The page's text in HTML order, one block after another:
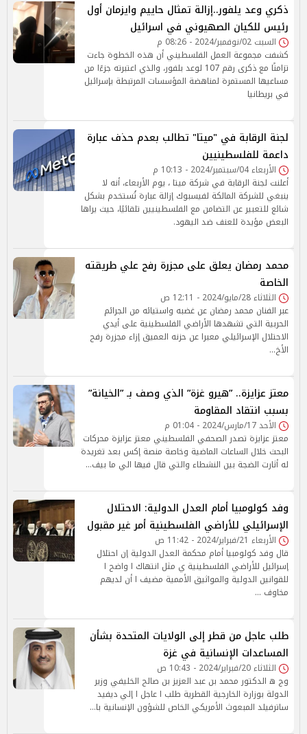
ذكري وعد يلفور..إزالة تمثال حاييم وايزمان أول
رئيس للكيان الصهيوني في اسرائيل
السبت 02/نوفمبر/2024 - 08:26 م
كشفت مجموعة العمل الفلسطيني أن هذه الخطوة جاءت
تزامنًا مع ذكرى رقم 107 لوعد بلفور، والذي اعتبرته جزءًا من
مساعيها المستمرة لمناهضة المؤسسات المرتبطة بإسرائيل
في بريطانيا
لجنة الرقابة في "ميتا" تطالب بعدم حذف عبارة
داعمة للفلسطينيين
الأربعاء 04/سبتمبر/2024 - 10:13 م
أعلنت لجنة الرقابة في شركة ميتا ، يوم الأربعاء، أنه لا
ينبغي للشركة المالكة لفيسبوك إزالة عبارة تُستخدم بشكل
شائع للتعبير عن التضامن مع الفلسطينيين تلقائيًا، حيث يراها
البعض مؤيدة للعنف ضد اليهود.
محمد رمضان يعلق على مجزرة رفح علي طريقته
الخاصة
الثلاثاء 28/مايو/2024 - 12:11 ص
عبر الفنان محمد رمضان عن غضبه واستيائه من الجرائم
الحربية التي تشهدها الأراضي الفلسطينية على أيدي
الاحتلال الإسرائيلي معبرا عن حزنه العميق إزاء مجزرة رفح
الأخ…
معتز عزايزة.. ”هيرو غزة” الذي وصف بـ ”الخيانة”
بسبب انتقاد المقاومة
الأحد 17/مارس/2024 - 01:04 م
معتز عزايزة تصدر الصحفي الفلسطيني معتز عزايزة محركات
البحث خلال الساعات الماضية وخاصة منصة إكس بعد تغريدة
له أثارت الضجة بين النشطاء والتي قال فيها الي ما بيف…
وفد كولومبيا أمام العدل الدولية: الاحتلال
الإسرائيلي للأراضي الفلسطينية أمر غير مقبول
الأربعاء 21/فبراير/2024 - 11:42 ص
قال وفد كولومبيا أمام محكمة العدل الدولية إن احتلال
إسرائيل للأراضي الفلسطينية ي مثل انتهاك ا واضح ا
للقوانين الدولية والمواثيق الأممية مضيف ا أن لديهم
مخاوف …
طلب عاجل من قطر إلى الولايات المتحدة بشأن
المساعدات الإنسانية في غزة
الثلاثاء 20/فبراير/2024 - 10:43 ص
وج ه الدكتور محمد بن عبد العزيز بن صالح الخليفي وزير
الدولة بوزارة الخارجية القطرية طلب ا عاجل ا إلي ديفيد
ساترفيلد المبعوث الأمريكي الخاص للشؤون الإنسانية با…